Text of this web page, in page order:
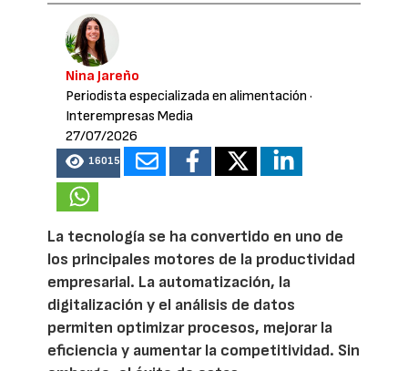
Nina Jareño
Periodista especializada en alimentación ·
Interempresas Media
27/07/2026
16015
La tecnología se ha convertido en uno de
los principales motores de la productividad
empresarial. La automatización, la
digitalización y el análisis de datos
permiten optimizar procesos, mejorar la
eficiencia y aumentar la competitividad. Sin